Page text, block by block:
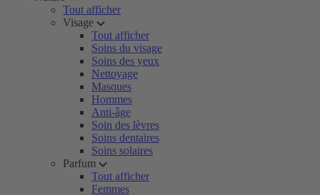
Tout afficher
Visage
Tout afficher
Soins du visage
Soins des yeux
Nettoyage
Masques
Hommes
Anti-âge
Soin des lèvres
Soins dentaires
Soins solaires
Parfum
Tout afficher
Femmes